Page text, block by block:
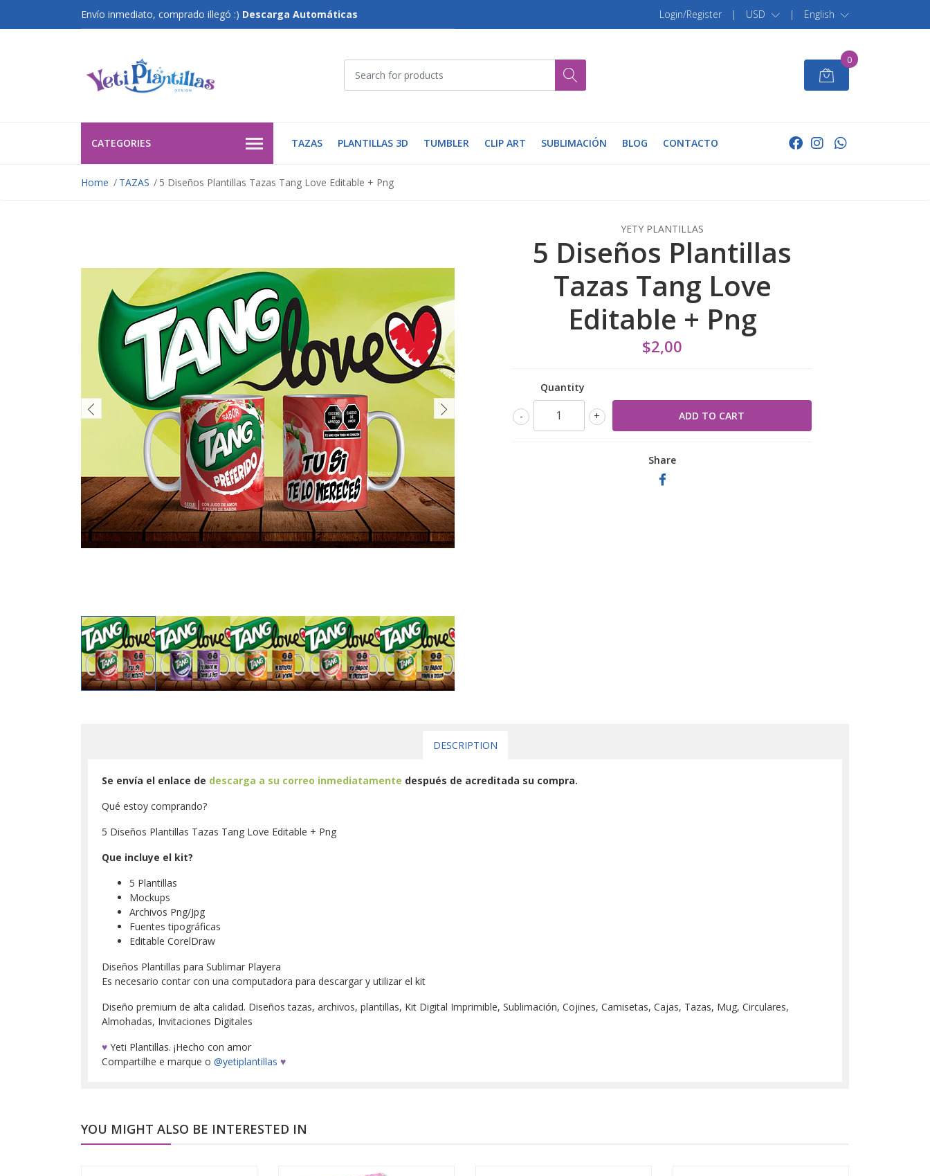
Envío inmediato, comprado illegó :) Descarga Automáticas Login/Register | USD | English
0
CATEGORIES TAZAS PLANTILLAS 3D TUMBLER CLIP ART SUBLIMACIÓN BLOG CONTACTO
Home TAZAS 5 Diseños Plantillas Tazas Tang Love Editable + Png
YETY PLANTILLAS
5 Diseños Plantillas
Tazas Tang Love
Editable + Png
$2,00
Quantity
+
-
Share
DESCRIPTION
Se envía el enlace de descarga a su correo inmediatamente después de acreditada su compra.
Qué estoy comprando?
5 Diseños Plantillas Tazas Tang Love Editable + Png
Que incluye el kit?
5 Plantillas
Mockups
Archivos Png/Jpg
Fuentes tipográficas
Editable CorelDraw
Diseños Plantillas para Sublimar Playera
Es necesario contar con una computadora para descargar y utilizar el kit
Diseño premium de alta calidad. Diseños tazas, archivos, plantillas, Kit Digital Imprimible, Sublimación, Cojines, Camisetas, Cajas, Tazas, Mug, Circulares,
Almohadas, Invitaciones Digitales
♥ Yeti Plantillas. ¡Hecho con amor
Compartilhe e marque o @yetiplantillas ♥
YOU MIGHT ALSO BE INTERESTED IN